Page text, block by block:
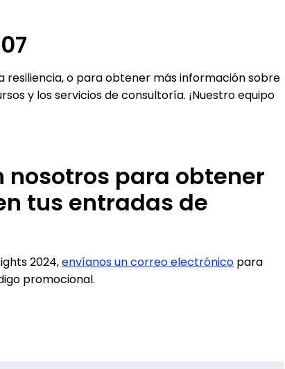
o para obtener más información sobre
y los servicios de consultoría. ¡Nuestro equipo
nosotros para obtener
tus entradas de
2024,envíanos un correo electrónico para
promocional.